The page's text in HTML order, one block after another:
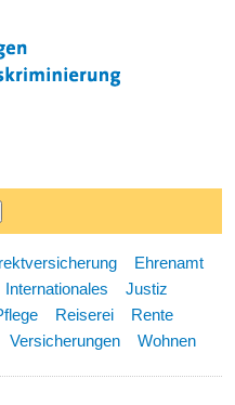
Ehrenamt
Internationales
Justiz
Reiserei
Rente
Versicherungen Wohnen